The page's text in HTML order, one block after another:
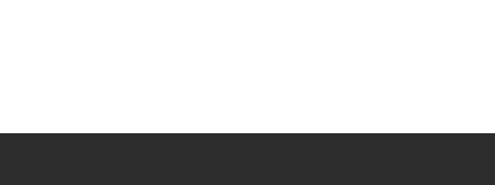
“অসহযোগ” আন্দোলনের হুমকি